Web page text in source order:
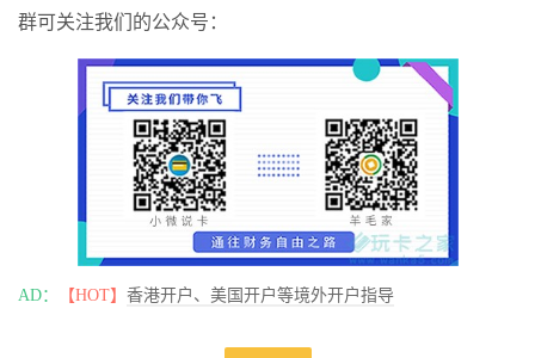
群可关注我们的公众号：
AD： 【HOT】 香港开户、美国开户等境外开户指导